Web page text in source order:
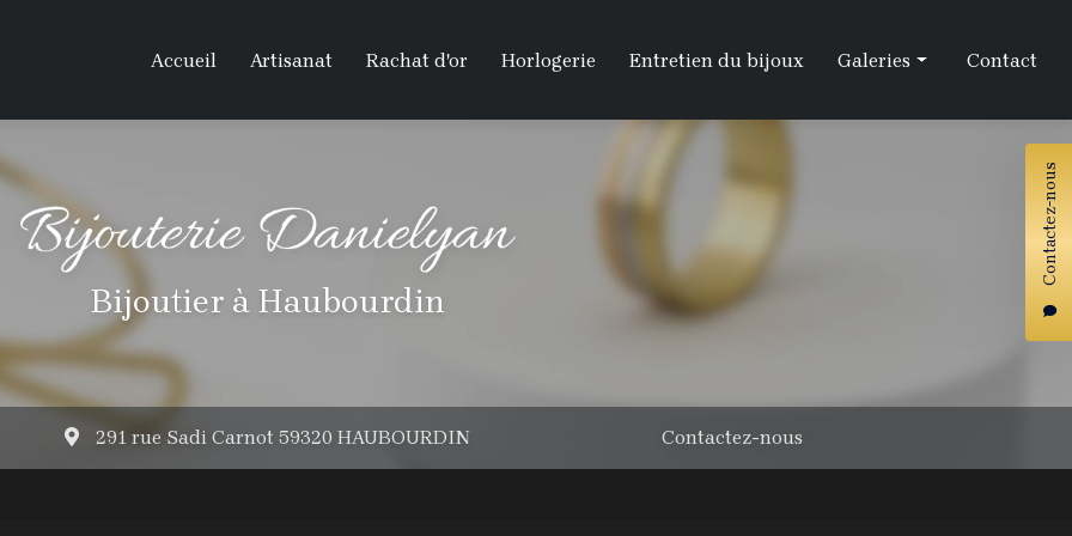
Contactez-nous
Accueil Artisanat Rachat d'or Horlogerie Entretien du bijoux Galeries Contact
Bijoutier à Haubourdin
291 rue Sadi Carnot 59320 HAUBOURDIN Contactez-nous